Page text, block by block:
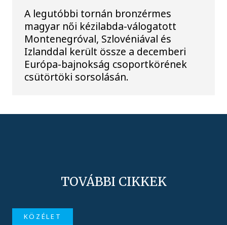
A legutóbbi tornán bronzérmes
magyar női kézilabda-válogatott
Montenegróval, Szlovéniával és
Izlanddal került össze a decemberi
Európa-bajnokság csoportkörének
csütörtöki sorsolásán.
TOVÁBBI CIKKEK
KÖZÉLET